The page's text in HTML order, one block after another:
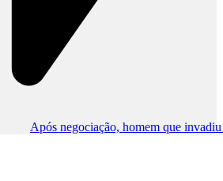
Após negociação, homem que invadiu